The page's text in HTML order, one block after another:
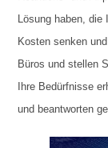
Lösung haben, die
Kosten senken
Büros und stellen
Ihre Bedürfnisse
und beantworten